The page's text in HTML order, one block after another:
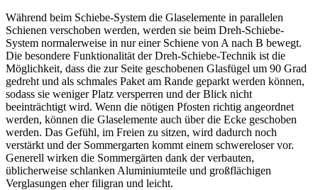
Während beim Schiebe-System die Glaselemente in parallelen
Schienen verschoben werden, werden sie beim Dreh-Schiebe-
System normalerweise in nur einer Schiene von A nach B bewegt.
Die besondere Funktionalität der Dreh-Schiebe-Technik ist die
Möglichkeit, dass die zur Seite geschobenen Glasfügel um 90 Grad
gedreht und als schmales Paket am Rande geparkt werden können,
sodass sie weniger Platz versperren und der Blick nicht
beeinträchtigt wird. Wenn die nötigen Pfosten richtig angeordnet
werden, können die Glaselemente auch über die Ecke geschoben
werden. Das Gefühl, im Freien zu sitzen, wird dadurch noch
verstärkt und der Sommergarten kommt einem schwereloser vor.
Generell wirken die Sommergärten dank der verbauten,
üblicherweise schlanken Aluminiumteile und großflächigen
Verglasungen eher filigran und leicht.